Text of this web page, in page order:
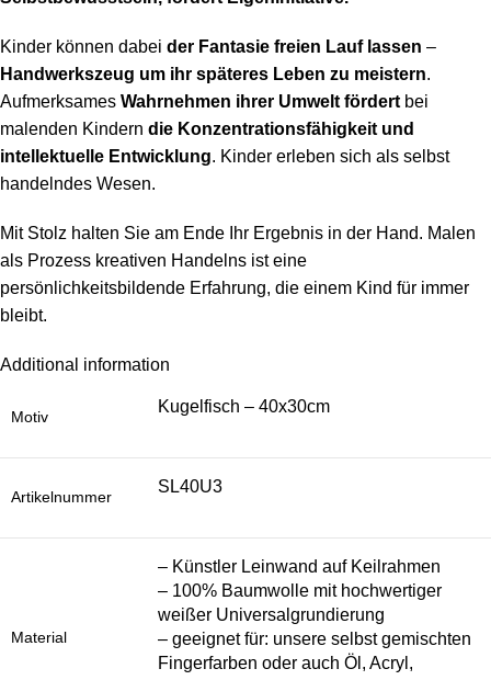
Kinder können dabei der Fantasie freien Lauf lassen –
Handwerkszeug um ihr späteres Leben zu meistern.
Aufmerksames Wahrnehmen ihrer Umwelt fördert bei
malenden Kindern die Konzentrationsfähigkeit und
intellektuelle Entwicklung. Kinder erleben sich als selbst
handelndes Wesen.
Mit Stolz halten Sie am Ende Ihr Ergebnis in der Hand. Malen
als Prozess kreativen Handelns ist eine
persönlichkeitsbildende Erfahrung, die einem Kind für immer
bleibt.
Additional information
Motiv
Kugelfisch – 40x30cm
Artikelnummer
SL40U3
Material
– Künstler Leinwand auf Keilrahmen
– 100% Baumwolle mit hochwertiger
weißer Universalgrundierung
– geeignet für: unsere selbst gemischten
Fingerfarben oder auch Öl, Acryl,